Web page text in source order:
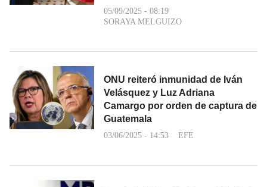
05/09/2025 - 08:19
SORAYA MELGUIZO
ONU reiteró inmunidad de Iván
Velásquez y Luz Adriana
Camargo por orden de captura de
Guatemala
03/06/2025 - 14:53 EFE